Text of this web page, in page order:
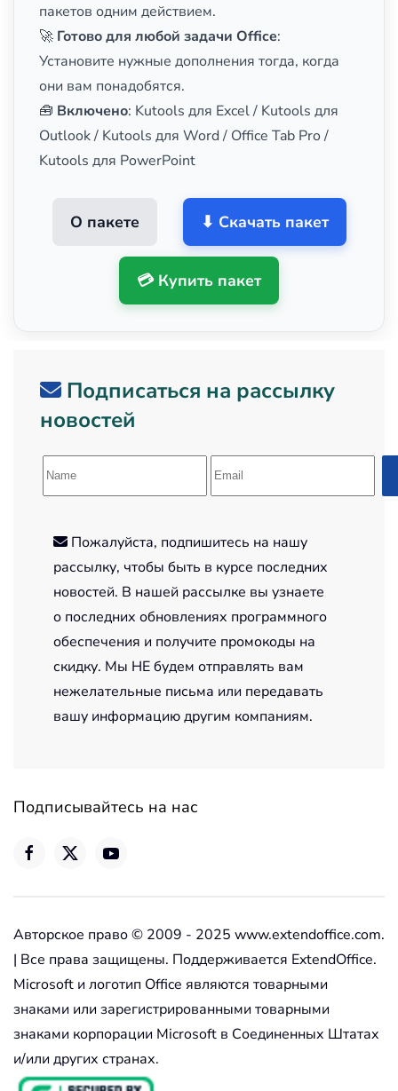
пакетов одним действием.
🚀 Готово для любой задачи Office:
Установите нужные дополнения тогда, когда
они вам понадобятся.
🧰 Включено: Kutools для Excel / Kutools для
Outlook / Kutools для Word / Office Tab Pro /
Kutools для PowerPoint
О пакете ⬇ Скачать пакет
💳 Купить пакет
Подписаться на рассылку
новостей
Пожалуйста, подпишитесь на нашу
рассылку, чтобы быть в курсе последних
новостей. В нашей рассылке вы узнаете
о последних обновлениях программного
обеспечения и получите промокоды на
скидку. Мы НЕ будем отправлять вам
нежелательные письма или передавать
вашу информацию другим компаниям.
Подписывайтесь на нас
Авторское право © 2009 - 2025 www.extendoffice.com.
| Все права защищены. Поддерживается ExtendOffice.
Microsoft и логотип Office являются товарными
знаками или зарегистрированными товарными
знаками корпорации Microsoft в Соединенных Штатах
и/или других странах.